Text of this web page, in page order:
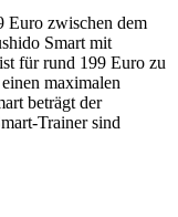
Euro zwischen dem
Smart mit
für rund 199 Euro zu
maximalen
beträgt der
Trainer sind